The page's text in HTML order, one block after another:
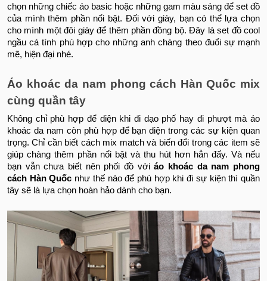
chọn những chiếc áo basic hoặc những gam màu sáng để set đồ
của mình thêm phần nổi bật. Đối với giày, bạn có thể lựa chọn
cho mình một đôi giày để thêm phần đồng bộ. Đây là set đồ cool
ngầu cá tính phù hợp cho những anh chàng theo đuổi sự mạnh
mẽ, hiện đại nhé.
Áo khoác da nam phong cách Hàn Quốc mix
cùng quần tây
Không chỉ phù hợp để diện khi đi dạo phố hay đi phượt mà áo
khoác da nam còn phù hợp để bạn diện trong các sự kiện quan
trọng. Chỉ cần biết cách mix match và biến đổi trong các item sẽ
giúp chàng thêm phần nổi bật và thu hút hơn hẳn đấy. Và nếu
bạn vẫn chưa biết nên phối đồ vớiáo khoác da nam phong
cách Hàn Quốc như thế nào để phù hợp khi đi sự kiện thì quần
tây sẽ là lựa chọn hoàn hảo dành cho bạn.